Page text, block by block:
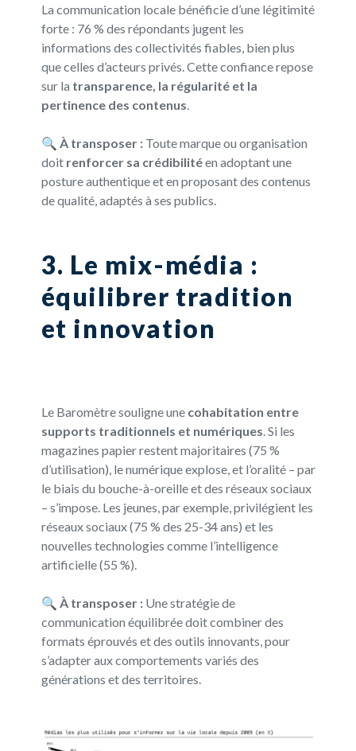
La communication locale bénéficie d’une légitimité
forte : 76 % des répondants jugent les
informations des collectivités fiables, bien plus
que celles d’acteurs privés. Cette confiance repose
sur la transparence, la régularité et la
pertinence des contenus
🔍 À transposer :Toute marque ou organisation
doit renforcer sa crédibilitéen adoptant une
posture authentique et en proposant des contenus
de qualité, adaptés à ses publics.
3. Le mix-média :
équilibrer tradition
et innovation
Le Baromètre souligne une cohabitation entre
supports traditionnels et numériques . Si les
magazines papier restent majoritaires (75 %
d’utilisation), le numérique explose, et l’oralité – par
le biais du bouche-à-oreille et des réseaux sociaux
– s’impose. Les jeunes, par exemple, privilégient les
réseaux sociaux (75 % des 25-34 ans) et les
nouvelles technologies comme l’intelligence
artificielle (55 %).
🔍 À transposer :Une stratégie de
communication équilibrée doit combiner des
formats éprouvés et des outils innovants, pour
s’adapter aux comportements variés des
générations et des territoires.